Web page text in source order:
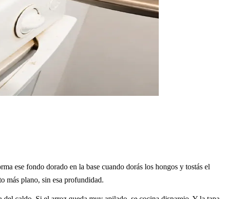
ese fondo dorado en la base cuando dorás los hongos y tostás el
más plano, sin esa profundidad.